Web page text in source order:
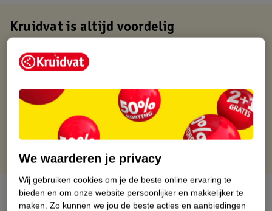
Kruidvat is altijd voordelig
Gratis ophalen in de winkel
Op werkdagen voor 22:00 uur besteld, volgende dag in huis
Gratis retourneren binnen 30 dagen
Gratis punten met je Kruidvat kaart
Over dit product
We waarderen je privacy
Wij gebruiken cookies om je de beste online ervaring te
bieden en om onze website persoonlijker en makkelijker te
maken. Zo kunnen we jou de beste acties en aanbiedingen